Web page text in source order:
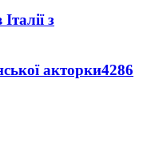
з
акторки4286